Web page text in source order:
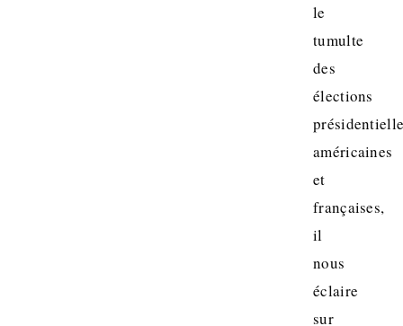
le
tumulte
des
élections
américaines
et
françaises,
il
nous
éclaire
sur